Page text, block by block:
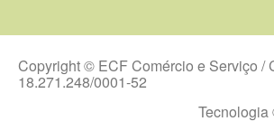
Copyright © ECF Comércio e Serviço /
18.271.248/0001-52